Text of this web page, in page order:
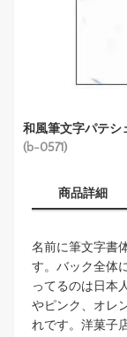
和風筆文字パテシ
(b-0571)
商品詳細
名前に筆文字書
す。バック全体
ってるのは日本
やピンク、オレ
れです。洋菓子